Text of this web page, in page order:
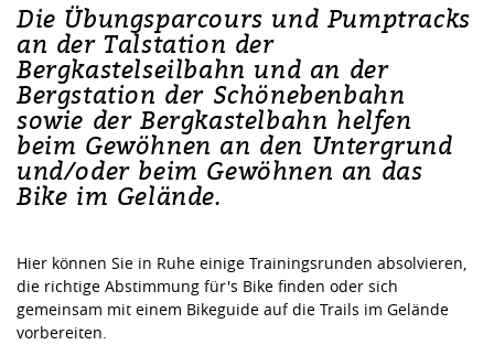
Die Übungsparcours und Pumptracks
an der Talstation der
Bergkastelseilbahn und an der
Bergstation der Schönebenbahn
sowie der Bergkastelbahn helfen
beim Gewöhnen an den Untergrund
und/oder beim Gewöhnen an das
Bike im Gelände.
Hier können Sie in Ruhe einige Trainingsrunden absolvieren,
die richtige Abstimmung für's Bike finden oder sich
gemeinsam mit einem Bikeguide auf die Trails im Gelände
vorbereiten.